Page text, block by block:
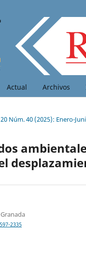
Actual Archivos
Núm. 40 (2025): Enero-
2335